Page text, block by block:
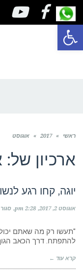
פתח סרגל נגישותfacebook
תפריט
ראשי »
2017
» אוגוסט
ארכיון של:
יוגה, קחו רגע
אוגוסט 2, 2017 2:28 pm
"תעשו רק מה שאתם
להתפתח. דרך הכאב
קרא עוד ←